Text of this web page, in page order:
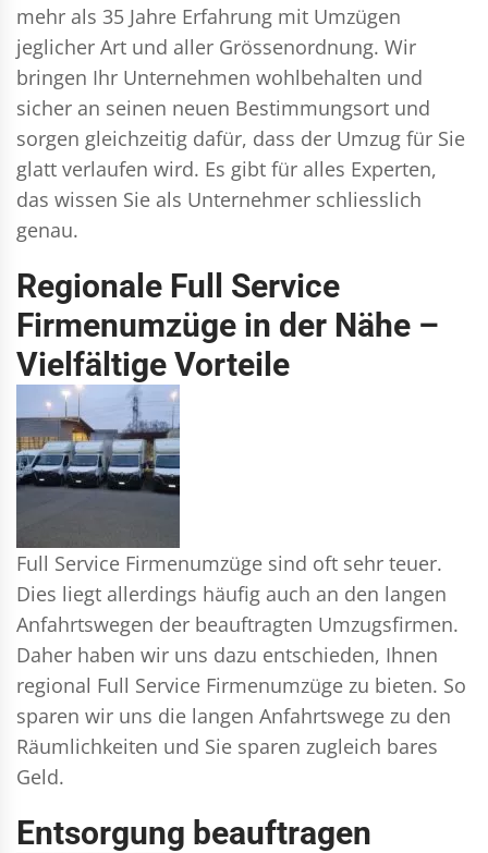
mehr als 35 Jahre Erfahrung mit Umzügen
jeglicher Art und aller Grössenordnung. Wir
bringen Ihr Unternehmen wohlbehalten und
sicher an seinen neuen Bestimmungsort und
sorgen gleichzeitig dafür, dass der Umzug für Sie
glatt verlaufen wird. Es gibt für alles Experten,
das wissen Sie als Unternehmer schliesslich
genau.
Regionale Full Service
Firmenumzüge in der Nähe –
Vielfältige Vorteile
Full Service Firmenumzüge sind oft sehr teuer.
Dies liegt allerdings häufig auch an den langen
Anfahrtswegen der beauftragten Umzugsfirmen.
Daher haben wir uns dazu entschieden, Ihnen
regional Full Service Firmenumzüge zu bieten. So
sparen wir uns die langen Anfahrtswege zu den
Räumlichkeiten und Sie sparen zugleich bares
Geld.
Entsorgung beauftragen